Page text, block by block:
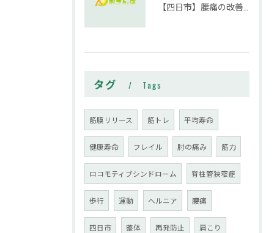
タグ Tags
筋膜リリース 筋トレ 平均寿命
健康寿命 フレイル 肘の痛み 筋力
ロコモティブシンドローム 脊柱管狭窄症
歩行 運動 ヘルニア 腰痛
四日市 整体 再発防止 肩こり